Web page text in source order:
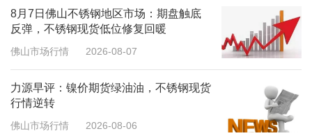
8月7日佛山不锈钢地区市场：期盘触底
反弹，不锈钢现货低位修复回暖
佛山市场行情 2026-08-07
力源早评：镍价期货绿油油，不锈钢现货
行情逆转
佛山市场行情 2026-08-06